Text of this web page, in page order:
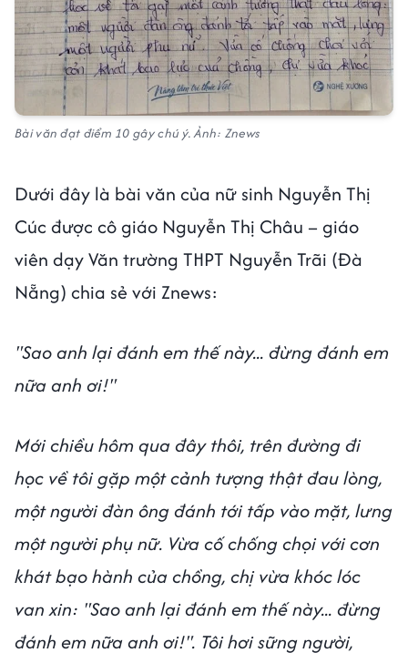
Bài văn đạt điểm 10 gây chú ý. Ảnh: Znews
Dưới đây là bài văn của nữ sinh Nguyễn Thị
Cúc được cô giáo Nguyễn Thị Châu – giáo
viên dạy Văn trường THPT Nguyễn Trãi (Đà
Nẵng) chia sẻ với Znews:
"Sao anh lại đánh em thế này... đừng đánh em
nữa anh ơi!"
Mới chiều hôm qua đây thôi, trên đường đi
học về tôi gặp một cảnh tượng thật đau lòng,
một người đàn ông đánh tới tấp vào mặt, lưng
một người phụ nữ. Vừa cố chống chọi với cơn
khát bạo hành của chồng, chị vừa khóc lóc
van xin: "Sao anh lại đánh em thế này... đừng
đánh em nữa anh ơi!". Tôi hơi sững người,